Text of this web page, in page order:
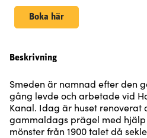
Boka här
Beskrivning
Smeden är namnad efter den
gång levde och arbetade vid
Kanal. Idag är huset renoverat
gammaldags prägel med
mönster från 1900 talet då